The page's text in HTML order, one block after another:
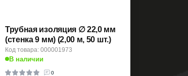
Трубная изоляция ∅ 22,0 мм
(стенка 9 мм) (2,00 м, 50 шт.)
Код товара: 000001973
В наличии
0